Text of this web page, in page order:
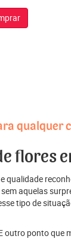
qualquer
flores
qualidade
aquelas
tipo de
ponto que